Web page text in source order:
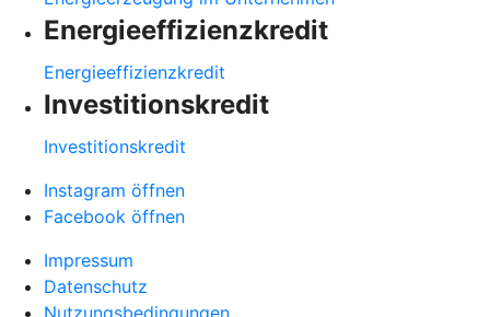
Energieeffizienzkredit
Energieeffizienzkredit
Investitionskredit
Investitionskredit
Instagram öffnen
Facebook öffnen
Impressum
Datenschutz
Nutzungsbedingungen